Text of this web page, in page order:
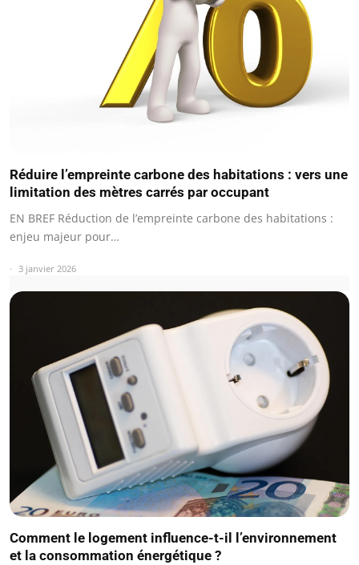
Réduire l’empreinte carbone des habitations : vers une
limitation des mètres carrés par occupant
EN BREF Réduction de l’empreinte carbone des habitations :
enjeu majeur pour…
3 janvier 2026
Comment le logement influence-t-il l’environnement
et la consommation énergétique ?